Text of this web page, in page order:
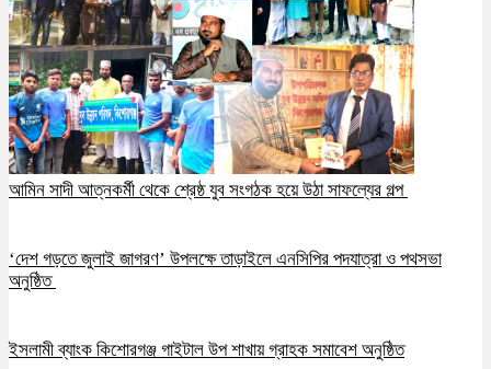
আমিন সাদী আত্নকর্মী থেকে শ্রেষ্ঠ যুব সংগঠক হয়ে উঠা সাফল্যের গল্প
‘দেশ গড়তে জুলাই জাগরণ’ উপলক্ষে তাড়াইলে এনসিপির পদযাত্রা ও পথসভা
অনুষ্ঠিত
ইসলামী ব্যাংক কিশোরগঞ্জ গাইটাল উপ শাখায় গ্রাহক সমাবেশ অনুষ্ঠিত